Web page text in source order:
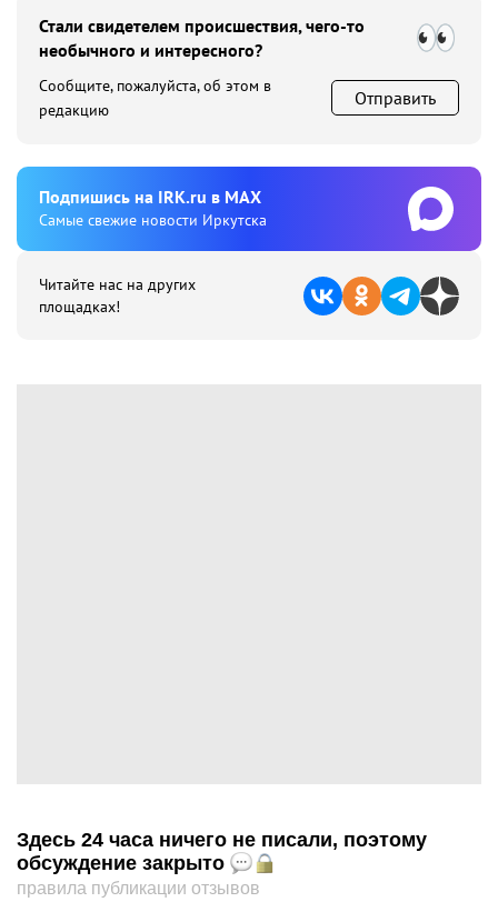
Стали свидетелем происшествия, чего-то
необычного и интересного?
Сообщите, пожалуйста, об этом в
редакцию
Отправить
Подпишиcь на IRK.ru в MAX
Cамые свежие новости Иркутска
Читайте нас на других
площадках!
Здесь 24 часа ничего не писали, поэтому
обсуждение закрыто
правила публикации отзывов